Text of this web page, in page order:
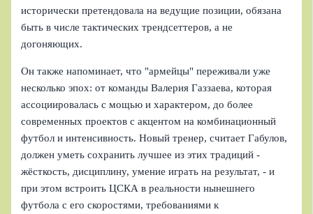
исторически претендовала на ведущие позиции, обязана
быть в числе тактических трендсеттеров, а не
догоняющих.
Он также напоминает, что "армейцы" переживали уже
несколько эпох: от команды Валерия Газзаева, которая
ассоциировалась с мощью и характером, до более
современных проектов с акцентом на комбинационный
футбол и интенсивность. Новый тренер, считает Габулов,
должен уметь сохранить лучшее из этих традиций -
жёсткость, дисциплину, умение играть на результат, - и
при этом встроить ЦСКА в реальности нынешнего
футбола с его скоростями, требованиями к